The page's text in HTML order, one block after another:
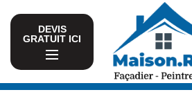
DEVIS
GRATUIT ICI